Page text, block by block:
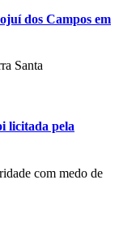
dos Campos em
Santa
licitada pela
com medo de